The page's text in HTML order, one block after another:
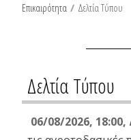
Επικαιρότητα / Δελτία Τύπου
Δελτία Τύπου
06/08/2026, 18:00,